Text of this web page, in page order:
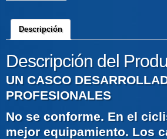
Descripción
Descripción del
UN CASCO
PROFESIONALES
No se conforme. En el
mejor equipamiento. Los